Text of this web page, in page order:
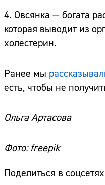
4. Овсянка — богата
которая выводит из
холестерин.
Ранее мы
есть, чтобы не
Ольга Артасова
Фото: freepik
Поделиться в